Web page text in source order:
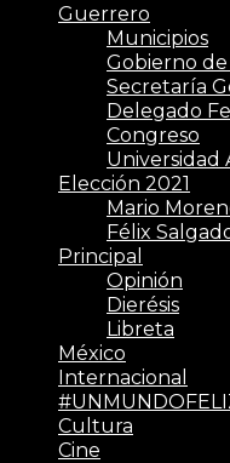
Guerrero
Municipios
Gobierno
Secretaría
Delegado
Congreso
Elección 2021
Mario
Félix
Principal
Opinión
Dierésis
Libreta
México
Internacional
Cultura
Cine